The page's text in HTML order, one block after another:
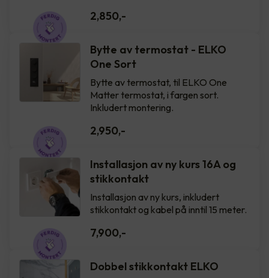
2,850,-
Bytte av termostat - ELKO
One Sort
Bytte av termostat, til ELKO One
Matter termostat, i fargen sort.
Inkludert montering.
2,950,-
Installasjon av ny kurs 16A og
stikkontakt
Installasjon av ny kurs, inkludert
stikkontakt og kabel på inntil 15 meter.
7,900,-
Dobbel stikkontakt ELKO